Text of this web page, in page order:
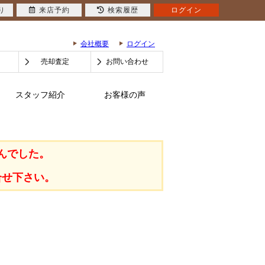
会社概要 ログイン
売却査定 お問い合わせ
スタッフ紹介 お客様の声
した。
下さい。
来店予約 検索履歴 ログイン